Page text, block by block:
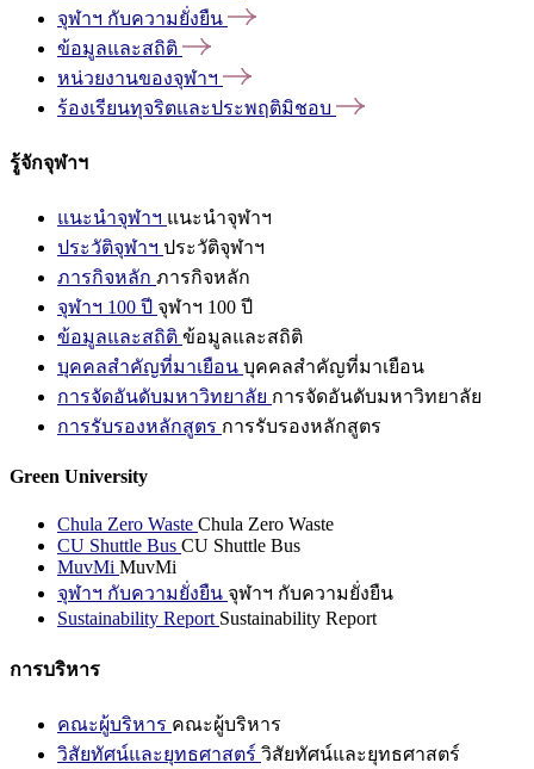
จุฬาฯ กับความยั่งยืน
ข้อมูลและสถิติ
หน่วยงานของจุฬาฯ
ร้องเรียนทุจริตและประพฤติมิชอบ
รู้จักจุฬาฯ
แนะนำจุฬาฯ แนะนำจุฬาฯ
ประวัติจุฬาฯ ประวัติจุฬาฯ
ภารกิจหลัก ภารกิจหลัก
จุฬาฯ 100 ปี จุฬาฯ 100 ปี
ข้อมูลและสถิติ ข้อมูลและสถิติ
บุคคลสำคัญที่มาเยือน บุคคลสำคัญที่มาเยือน
การจัดอันดับมหาวิทยาลัย การจัดอันดับมหาวิทยาลัย
การรับรองหลักสูตร การรับรองหลักสูตร
Green University
Chula Zero Waste Chula Zero Waste
CU Shuttle Bus CU Shuttle Bus
MuvMi MuvMi
จุฬาฯ กับความยั่งยืน จุฬาฯ กับความยั่งยืน
Sustainability Report Sustainability Report
การบริหาร
คณะผู้บริหาร คณะผู้บริหาร
วิสัยทัศน์และยุทธศาสตร์ วิสัยทัศน์และยุทธศาสตร์